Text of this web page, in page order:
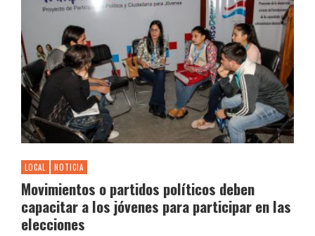
LOCAL NOTICIA
Movimientos o partidos políticos deben
capacitar a los jóvenes para participar en las
elecciones